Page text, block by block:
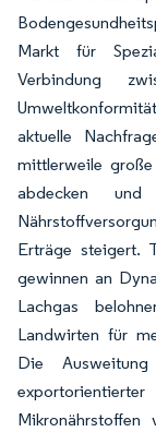
Markt für
Verbindung
aktuelle
mittlerweile
abdecken und
Erträge steigert.
gewinnen an
Lachgas
Landwirten für
Die Ausweitung
Mikronährstoffen